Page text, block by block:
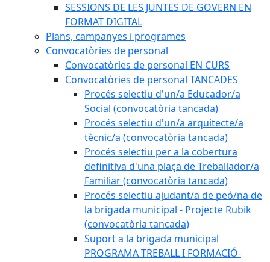
SESSIONS DE LES JUNTES DE GOVERN EN
FORMAT DIGITAL
Plans, campanyes i programes
Convocatòries de personal
Convocatòries de personal EN CURS
Convocatòries de personal TANCADES
Procés selectiu d'un/a Educador/a
Social (convocatòria tancada)
Procés selectiu d'un/a arquitecte/a
tècnic/a (convocatòria tancada)
Procés selectiu per a la cobertura
definitiva d'una plaça de Treballador/a
Familiar (convocatòria tancada)
Procés selectiu ajudant/a de peó/na de
la brigada municipal - Projecte Rubik
(convocatòria tancada)
Suport a la brigada municipal
PROGRAMA TREBALL I FORMACIÓ-